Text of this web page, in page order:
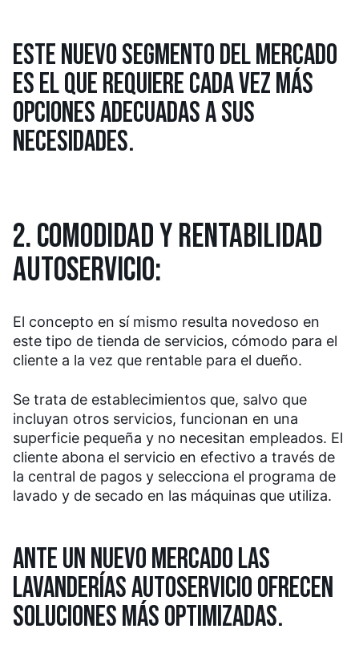
ESTE NUEVO SEGMENTO DEL MERCADO
ES EL QUE REQUIERE CADA VEZ MÁS
OPCIONES ADECUADAS A SUS
NECESIDADES.
2. COMODIDAD Y RENTABILIDAD
AUTOSERVICIO:
El concepto en sí mismo resulta novedoso en
este tipo de tienda de servicios, cómodo para el
cliente a la vez que rentable para el dueño.
Se trata de establecimientos que, salvo que
incluyan otros servicios, funcionan en una
superficie pequeña y no necesitan empleados. El
cliente abona el servicio en efectivo a través de
la central de pagos y selecciona el programa de
lavado y de secado en las máquinas que utiliza.
ANTE UN NUEVO MERCADO LAS
LAVANDERÍAS AUTOSERVICIO OFRECEN
SOLUCIONES MÁS OPTIMIZADAS.